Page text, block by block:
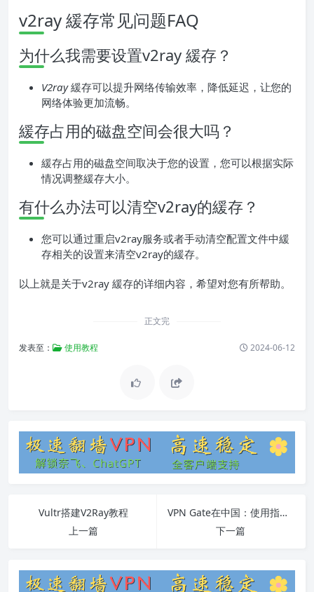
v2ray 緩存常见问题FAQ
为什么我需要设置v2ray 緩存？
V2ray緩存可以提升网络传输效率，降低延迟，让您的
网络体验更加流畅。
緩存占用的磁盘空间会很大吗？
緩存占用的磁盘空间取决于您的设置，您可以根据实际
情况调整緩存大小。
有什么办法可以清空v2ray的緩存？
您可以通过重启v2ray服务或者手动清空配置文件中緩
存相关的设置来清空v2ray的緩存。
以上就是关于v2ray 緩存的详细内容，希望对您有所帮助。
正文完
发表至： 使用教程 2024-06-12
Vultr搭建V2Ray教程
上一篇
VPN Gate在中国：使用指南与常见问题解答
下一篇